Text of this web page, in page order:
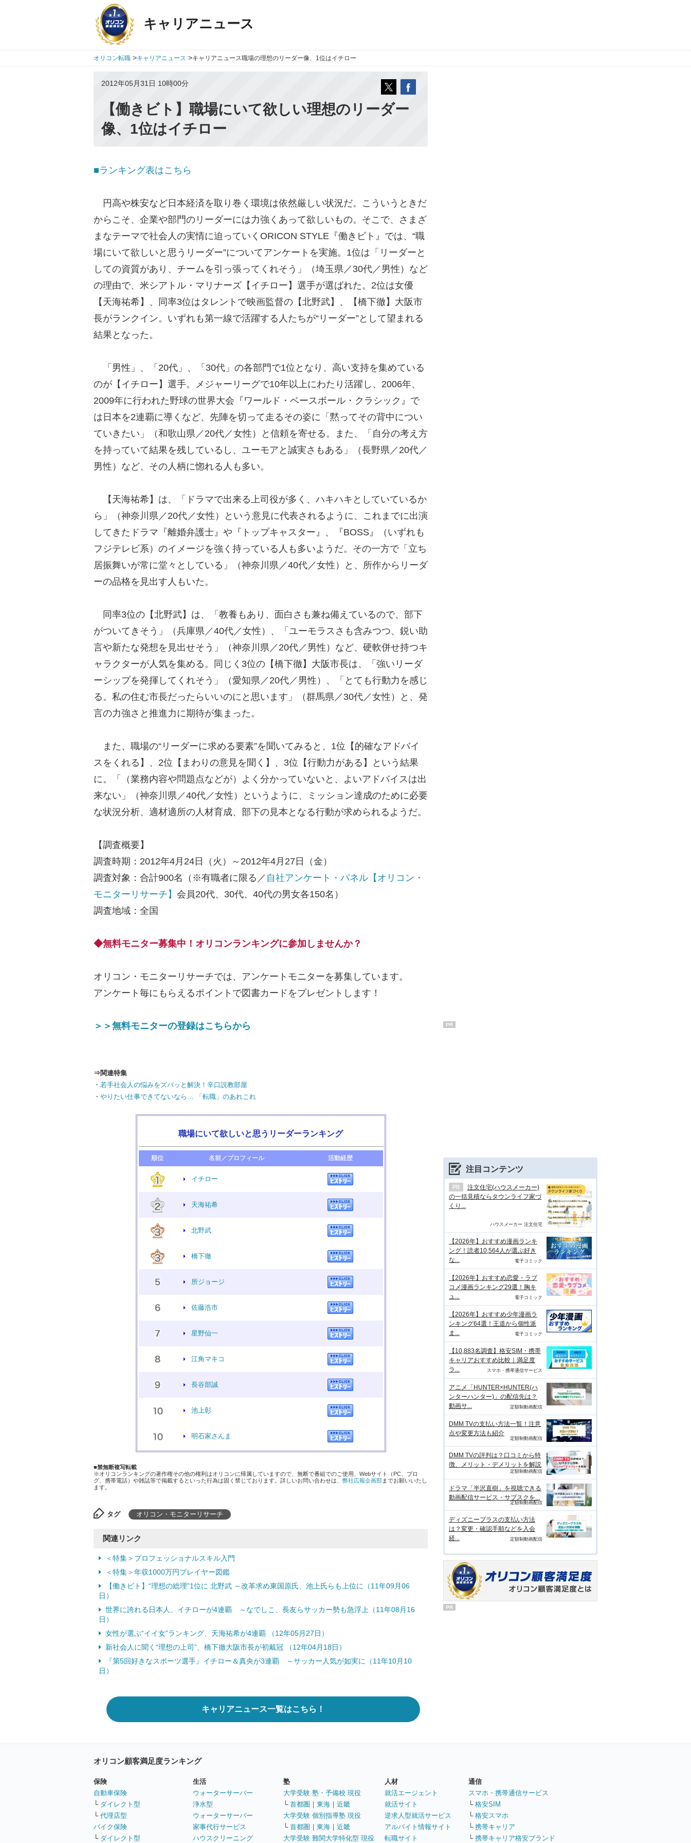
キャリアニュース
オリコン転職 >キャリアニュース >キャリアニュース職場の理想のリーダー像、1位はイチロー
2012年05月31日 10時00分
【働きビト】職場にいて欲しい理想のリーダー
像、1位はイチロー
■ランキング表はこちら
円高や株安など日本経済を取り巻く環境は依然厳しい状況だ。こういうときだ
からこそ、企業や部門のリーダーには力強くあって欲しいもの。そこで、さまざ
まなテーマで社会人の実情に迫っていくORICON STYLE『働きビト』では、“職
場にいて欲しいと思うリーダー”についてアンケートを実施。1位は「リーダーと
しての資質があり、チームを引っ張ってくれそう」（埼玉県／30代／男性）など
の理由で、米シアトル・マリナーズ【イチロー】選手が選ばれた。2位は女優
【天海祐希】、同率3位はタレントで映画監督の【北野武】、【橋下徹】大阪市
長がランクイン。いずれも第一線で活躍する人たちが“リーダー”として望まれる
結果となった。
「男性」、「20代」、「30代」の各部門で1位となり、高い支持を集めている
のが【イチロー】選手。メジャーリーグで10年以上にわたり活躍し、2006年、
2009年に行われた野球の世界大会『ワールド・ベースボール・クラシック』で
は日本を2連覇に導くなど、先陣を切って走るその姿に「黙ってその背中につい
ていきたい」（和歌山県／20代／女性）と信頼を寄せる。また、「自分の考え方
を持っていて結果を残しているし、ユーモアと誠実さもある」（長野県／20代／
男性）など、その人柄に惚れる人も多い。
【天海祐希】は、「ドラマで出来る上司役が多く、ハキハキとしていているか
ら」（神奈川県／20代／女性）という意見に代表されるように、これまでに出演
してきたドラマ『離婚弁護士』や『トップキャスター』、『BOSS』（いずれも
フジテレビ系）のイメージを強く持っている人も多いようだ。その一方で「立ち
居振舞いが常に堂々としている」（神奈川県／40代／女性）と、所作からリーダ
ーの品格を見出す人もいた。
同率3位の【北野武】は、「教養もあり、面白さも兼ね備えているので、部下
がついてきそう」（兵庫県／40代／女性）、「ユーモラスさも含みつつ、鋭い助
言や新たな発想を見出せそう」（神奈川県／20代／男性）など、硬軟併せ持つキ
ャラクターが人気を集める。同じく3位の【橋下徹】大阪市長は、「強いリーダ
ーシップを発揮してくれそう」（愛知県／20代／男性）、「とても行動力を感じ
る。私の住む市長だったらいいのにと思います」（群馬県／30代／女性）と、発
言の力強さと推進力に期待が集まった。
また、職場の“リーダーに求める要素”を聞いてみると、1位【的確なアドバイ
スをくれる】、2位【まわりの意見を聞く】、3位【行動力がある】という結果
に。「（業務内容や問題点などが）よく分かっていないと、よいアドバイスは出
来ない」（神奈川県／40代／女性）というように、ミッション達成のために必要
な状況分析、適材適所の人材育成、部下の見本となる行動が求められるようだ。
【調査概要】
調査時期：2012年4月24日（火）～2012年4月27日（金）
調査対象：合計900名（※有職者に限る／ 自社アンケート・パネル【オリコン・
モニターリサーチ】 会員20代、30代、40代の男女各150名）
調査地域：全国
◆無料モニター募集中！オリコンランキングに参加しませんか？
オリコン・モニターリサーチでは、アンケートモニターを募集しています。
アンケート毎にもらえるポイントで図書カードをプレゼントします！
＞＞無料モニターの登録はこちらから
⇒関連特集
・ 若手社会人の悩みをズバッと解決！辛口説教部屋
・ やりたい仕事できてないなら… 「転職」のあれこれ
職場にいて欲しいと思うリーダーランキング
順位 名前／プロフィール 活動経歴
イチロー
天海祐希
北野武
橋下徹
所ジョージ
佐藤浩市
星野仙一
江角マキコ
長谷部誠
池上彰
明石家さんま
■禁無断複写転載
※オリコンランキングの著作権その他の権利はオリコンに帰属していますので、無断で番組でのご使用、Webサイト（PC、ブロ
グ、携帯電話）や雑誌等で掲載するといった行為は固く禁じております。詳しいお問い合わせは、 弊社広報企画部までお願いいたし
ます。
タグ オリコン・モニターリサーチ
関連リンク
＜特集＞プロフェッショナルスキル入門
＜特集＞年収1000万円プレイヤー図鑑
【働きビト】“理想の総理”1位に 北野武 ～改革求め東国原氏、池上氏らも上位に（11年09月06
日）
世界に誇れる日本人、イチローが4連覇 ～なでしこ、長友らサッカー勢も急浮上（11年08月16
日）
女性が選ぶ“イイ女”ランキング、天海祐希が4連覇 （12年05月27日）
新社会人に聞く“理想の上司”、橋下徹大阪市長が初戴冠 （12年04月18日）
『第5回好きなスポーツ選手』イチロー＆真央が3連覇 ～サッカー人気が如実に（11年10月10
日）
キャリアニュース一覧はこちら！
PR
注目コンテンツ
注文住宅(ハウスメーカー)
の一括見積ならタウンライフ家づ
くり...
ハウスメーカー 注文住宅
【2026年】おすすめ漫画ランキ
ング！読者10,564人が選ぶ好き
な...
電子コミック
【2026年】おすすめ恋愛・ラブ
コメ漫画ランキング29選！胸キ
ュ...
電子コミック
【2026年】おすすめ少年漫画ラ
ンキング64選！王道から個性派
ま...
電子コミック
【10,883名調査】格安SIM・携帯
キャリアおすすめ比較｜満足度
ラ...
スマホ・携帯通信サービス
アニメ「HUNTER×HUNTER(ハ
ンターハンター)」の配信先は？
動画サ...
定額制動画配信
DMM TVの支払い方法一覧！注意
点や変更方法も紹介
定額制動画配信
DMM TVの評判は？口コミから特
徴、メリット・デメリットを解説
定額制動画配信
ドラマ「半沢直樹」を視聴できる
動画配信サービス・サブスクを...
定額制動画配信
ディズニープラスの支払い方法
は？変更・確認手順などを入会
経...
定額制動画配信
PR
オリコン顧客満足度ランキング
保険
自動車保険
└ ダイレクト型
└ 代理店型
バイク保険
└ ダイレクト型
生活
ウォーターサーバー
浄水型
ウォーターサーバー
家事代行サービス
ハウスクリーニング
塾
大学受験 塾・予備校 現役
└ 首都圏 ｜ 東海 ｜ 近畿
大学受験 個別指導塾 現役
└ 首都圏 ｜ 東海 ｜ 近畿
大学受験 難関大学特化型 現役
人材
就活エージェント
就活サイト
逆求人型就活サービス
アルバイト情報サイト
転職サイト
通信
スマホ・携帯通信サービス
└ 格安SIM
└ 格安スマホ
└ 携帯キャリア
└ 携帯キャリア格安ブランド